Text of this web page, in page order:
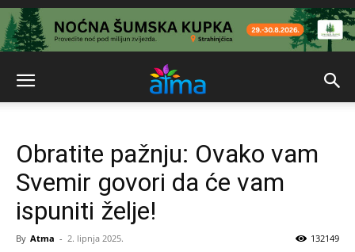
Obratite pažnju: Ovako vam
Svemir govori da će vam
ispuniti želje!
By Atma - 2. lipnja 2025. 132149